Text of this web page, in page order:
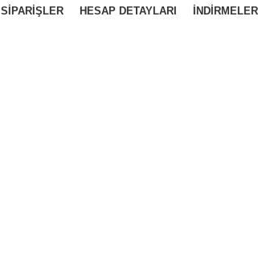
SIPARIŞLER HESAP DETAYLARI İNDIRMELER